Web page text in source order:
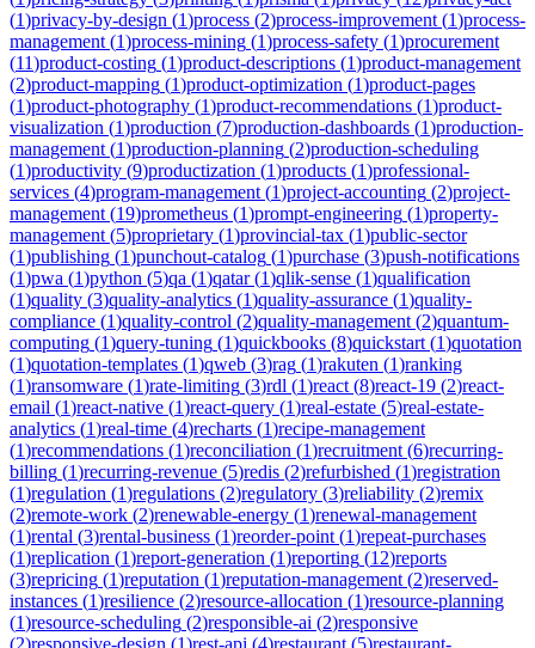
(1)privacy-by-design (1)process (2)process-improvement (1)process-
management (1)process-mining (1)process-safety (1)procurement
(11)product-costing (1)product-descriptions (1)product-management
(2)product-mapping (1)product-optimization (1)product-pages
(1)product-photography (1)product-recommendations (1)product-
visualization (1)production (7)production-dashboards (1)production-
management (1)production-planning (2)production-scheduling
(1)productivity (9)productization (1)products (1)professional-
services (4)program-management (1)project-accounting (2)project-
management (19)prometheus (1)prompt-engineering (1)property-
management (5)proprietary (1)provincial-tax (1)public-sector
(1)publishing (1)punchout-catalog (1)purchase (3)push-notifications
(1)pwa (1)python (5)qa (1)qatar(1)qlik-sense (1)qualification
(1)quality (3)quality-analytics (1)quality-assurance (1)quality-
compliance (1)quality-control (2)quality-management (2)quantum-
computing (1)query-tuning (1)quickbooks (8)quickstart (1)quotation
(1)quotation-templates (1)qweb (3)rag (1)rakuten (1)ranking
(1)ransomware (1)rate-limiting (3)rdl (1)react (8)react-19 (2)react-
email (1)react-native (1)react-query (1)real-estate (5)real-estate-
analytics (1)real-time (4)recharts (1)recipe-management
(1)recommendations (1)reconciliation (1)recruitment (6)recurring-
billing (1)recurring-revenue (5)redis (2)refurbished (1)registration
(1)regulation (1)regulations (2)regulatory (3)reliability (2)remix
(2)remote-work (2)renewable-energy (1)renewal-management
(1)rental (3)rental-business (1)reorder-point (1)repeat-purchases
(1)replication (1)report-generation (1)reporting (12)reports
(3)repricing (1)reputation (1)reputation-management (2)reserved-
instances (1)resilience (2)resource-allocation (1)resource-planning
(1)resource-scheduling (2)responsible-ai (2)responsive
(2)responsive-design (1)rest-api (4)restaurant (5)restaurant-